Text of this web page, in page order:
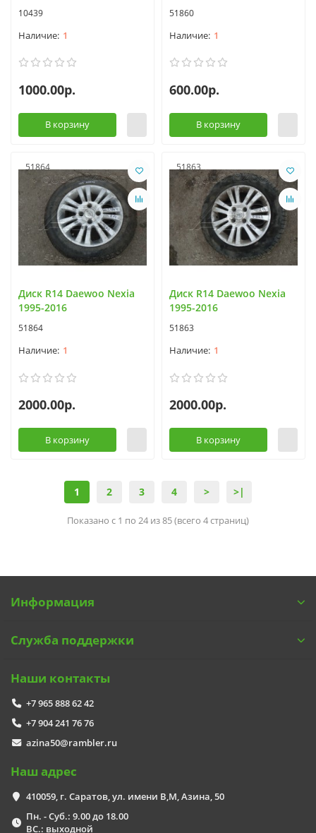
10439
1
1000.00р.
В корзину
51860
1
600.00р.
В корзину
51864
Диск R14 Daewoo Nexia
1995-2016
51864
1
2000.00р.
В корзину
51863
Диск R14 Daewoo Nexia
1995-2016
51863
1
2000.00р.
В корзину
1 2 3 4 > >|
Показано с 1 по 24 из 85 (всего 4 страниц)
Информация
Служба поддержки
Наши контакты
+7 965 888 62 42
+7 904 241 76 76
azina50@rambler.ru
Наш адрес
410059, г. Саратов, ул. имени В,М, Азина, 50
Пн. - Суб.: 9.00 до 18.00
ВС.: выходной